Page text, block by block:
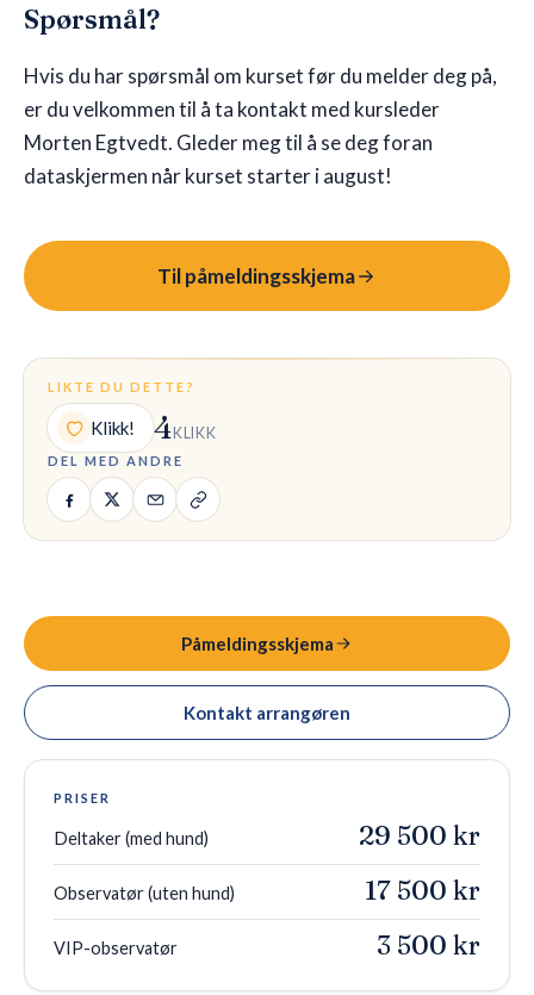
Spørsmål?
Hvis du har spørsmål om kurset før du melder deg på,
er du velkommen til å ta kontakt med kursleder
Morten Egtvedt. Gleder meg til å se deg foran
dataskjermen når kurset starter i august!
Til påmeldingsskjema
LIKTE DU DETTE?
Klikk! 4 KLIKK
DEL MED ANDRE
Påmeldingsskjema
Kontakt arrangøren
PRISER
Deltaker (med hund) 29 500 kr
Observatør (uten hund) 17 500 kr
VIP-observatør 3 500 kr